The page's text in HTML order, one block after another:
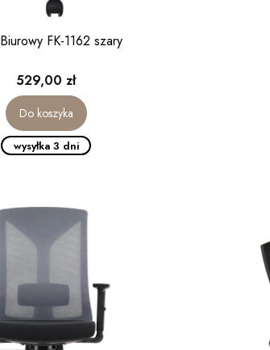
FK-1162 szary
Cena
529,00 zł
Do koszyka
wysyłka 3 dni